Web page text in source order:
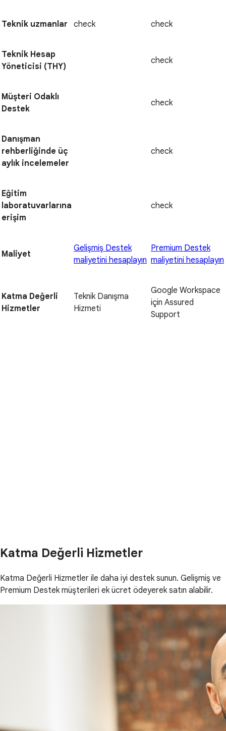
Teknik uzmanlar check check
Teknik Hesap
Yöneticisi (THY)
check
Müşteri Odaklı
Destek
check
Danışman
rehberliğinde üç
aylık incelemeler
check
Eğitim
laboratuvarlarına
erişim
check
Maliyet
Gelişmiş Destek
maliyetini hesaplayın
Premium Destek
maliyetini hesaplayın
Katma Değerli
Hizmetler
Teknik Danışma
Hizmeti
Google Workspace
için Assured
Support
Katma Değerli Hizmetler
Katma Değerli Hizmetler ile daha iyi destek sunun. Gelişmiş ve
Premium Destek müşterileri ek ücret ödeyerek satın alabilir.